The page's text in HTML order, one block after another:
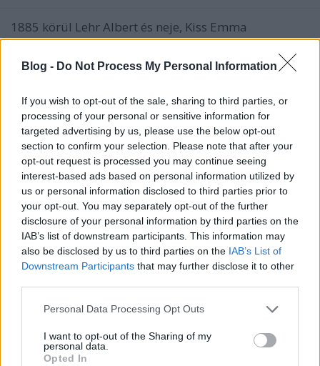
Blog - Do Not Process My Personal Information
If you wish to opt-out of the sale, sharing to third parties, or
processing of your personal or sensitive information for
targeted advertising by us, please use the below opt-out
section to confirm your selection. Please note that after your
opt-out request is processed you may continue seeing
interest-based ads based on personal information utilized by
us or personal information disclosed to third parties prior to
your opt-out. You may separately opt-out of the further
disclosure of your personal information by third parties on the
IAB’s list of downstream participants. This information may
also be disclosed by us to third parties on the IAB’s List of
Downstream Participants that may further disclose it to other
Please note that this website/app uses one or more Google
not limited to your visit or usage behaviour. You may click to
grant or deny consent to Google and its third-party tags to
Personal Data Processing Opt Outs
I want to opt-out of the Sharing of my
personal data.
Opted In
1885 körül Lehr Albert és neje, Kiss Emma
megrendelésére épült földszintes, eklektikus lakóház
a Peterdy utca (Peterdy u. 8.) és a Nefelejcs utca
sarkán. 1997 óta a Nefelejcs Óvoda épülete, mely
óvoda fenntartója Erzsébetváros Önkormányzata.
Peterdy utca 8. - óvoda